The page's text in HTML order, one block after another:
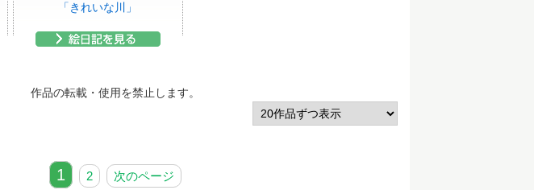
「きれいな川」
作品の転載・使用を禁止します。
1 2 次のページ